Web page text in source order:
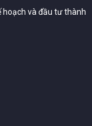
hoạch và đầu tư thành